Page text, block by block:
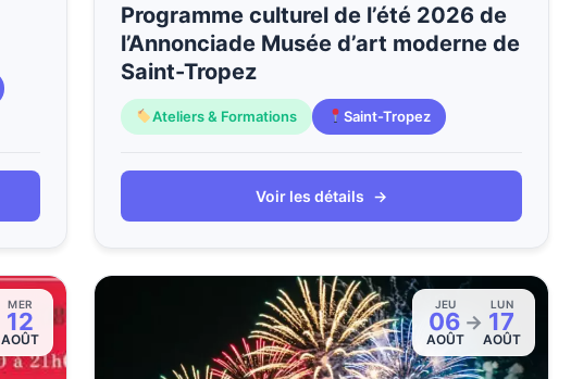
Programme culturel de l’été 2026 de
l’Annonciade Musée d’art moderne de
Saint-Tropez
Ateliers & Formations Saint-Tropez
Voir les détails →
MER
12
AOÛT
JEU
06
AOÛT
→
LUN
17
AOÛT